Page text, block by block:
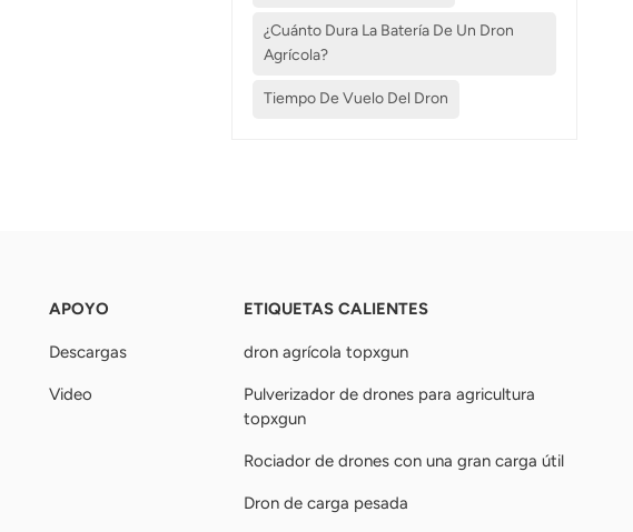
¿Cuánto Dura La Batería De Un Dron
Agrícola?
Tiempo De Vuelo Del Dron
APOYO
Descargas
Video
ETIQUETAS CALIENTES
dron agrícola topxgun
Pulverizador de drones para agricultura
topxgun
Rociador de drones con una gran carga útil
Dron de carga pesada